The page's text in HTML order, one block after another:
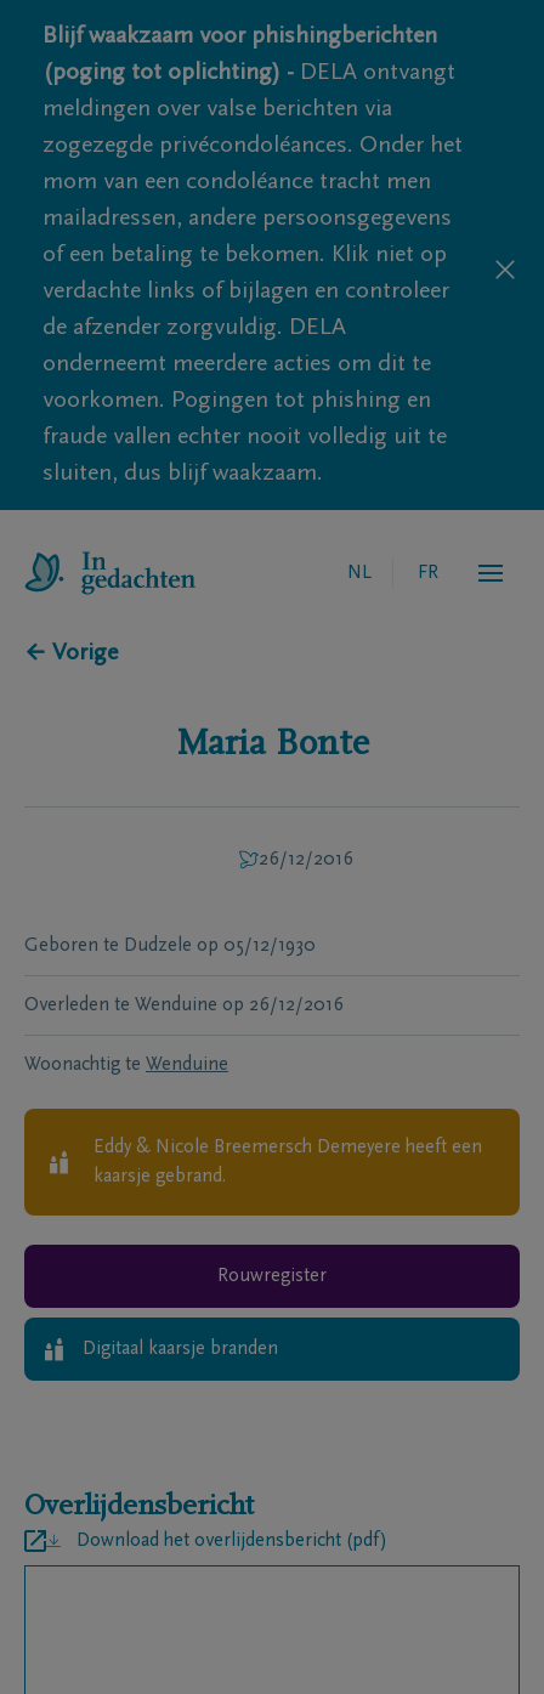
Blijf waakzaam voor phishingberichten
(poging tot oplichting) - DELA ontvangt
meldingen over valse berichten via
zogezegde privécondoléances. Onder het
mom van een condoléance tracht men
mailadressen, andere persoonsgegevens
of een betaling te bekomen. Klik niet op
verdachte links of bijlagen en controleer
de afzender zorgvuldig. DELA
onderneemt meerdere acties om dit te
voorkomen. Pogingen tot phishing en
fraude vallen echter nooit volledig uit te
sluiten, dus blijf waakzaam.
NL FR
← Vorige
Maria Bonte
26/12/2016
Geboren te Dudzele op 05/12/1930
Overleden te Wenduine op 26/12/2016
Woonachtig te Wenduine
Eddy & Nicole Breemersch Demeyere heeft een
kaarsje gebrand.
Rouwregister
Digitaal kaarsje branden
Overlijdensbericht
Download het overlijdensbericht (pdf)